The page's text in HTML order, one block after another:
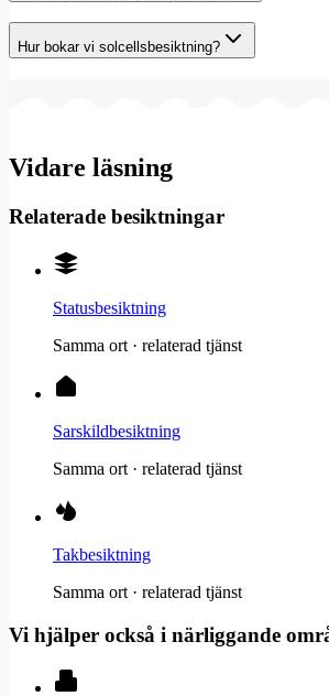
Hur bokar vi solcellsbesiktning?
Vidare läsning
Relaterade besiktningar
Statusbesiktning
Samma ort · relaterad tjänst
Sarskildbesiktning
Samma ort · relaterad tjänst
Takbesiktning
Samma ort · relaterad tjänst
Vi hjälper också i närliggande